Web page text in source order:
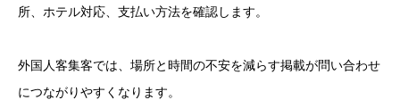
所、ホテル対応、支払い方法を確認します。
外国人客集客では、場所と時間の不安を減らす掲載が問い合わせ
につながりやすくなります。